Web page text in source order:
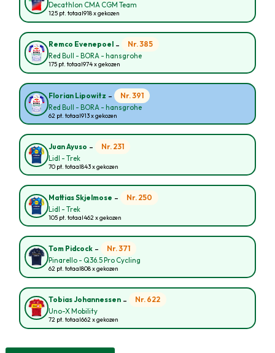
Decathlon CMA CGM Team
125 pt. totaal918 x gekozen
Remco Evenepoel - Nr. 385
Red Bull - BORA - hansgrohe
175 pt. totaal974 x gekozen
Florian Lipowitz - Nr. 391
Red Bull - BORA - hansgrohe
62 pt. totaal913 x gekozen
Juan Ayuso - Nr. 231
Lidl - Trek
70 pt. totaal843 x gekozen
Mattias Skjelmose - Nr. 250
Lidl - Trek
105 pt. totaal462 x gekozen
Tom Pidcock - Nr. 371
Pinarello - Q36.5 Pro Cycling
62 pt. totaal808 x gekozen
Tobias Johannessen - Nr. 622
Uno-X Mobility
72 pt. totaal662 x gekozen